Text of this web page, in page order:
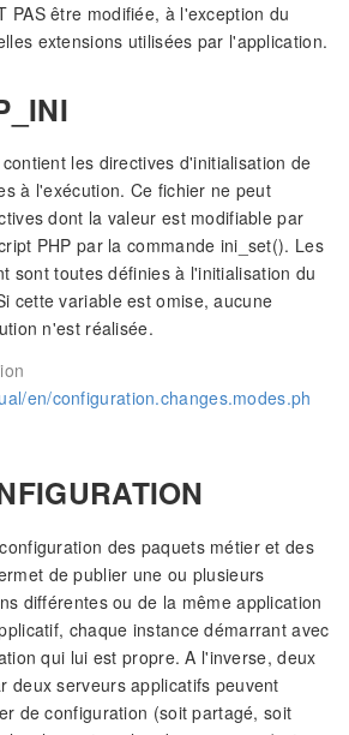
PAS être modifiée, à l'exception du
extensions utilisées par l'application.
les directives d'initialisation de
à l'exécution. Ce fichier ne peut
dont la valeur est modifiable par
PHP par la commande ini_set(). Les
sont toutes définies à l'initialisation du
cette variable est omise, aucune
n'est réalisée.
en/configuration.changes.modes.ph
des paquets métier et des
de publier une ou plusieurs
différentes ou de la même application
chaque instance démarrant avec
qui lui est propre. A l'inverse, deux
deux serveurs applicatifs peuvent
de configuration (soit partagé, soit